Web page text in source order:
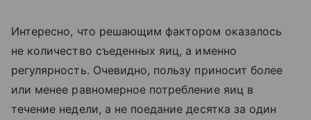
Интересно, что решающим фактором оказалось
не количество съеденных яиц, а именно
регулярность. Очевидно, пользу приносит более
или менее равномерное потребление яиц в
течение недели, а не поедание десятка за один